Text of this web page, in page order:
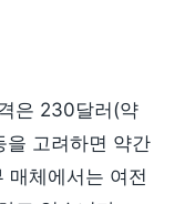
은 230달러(약
을 고려하면 약간
매체에서는 여전